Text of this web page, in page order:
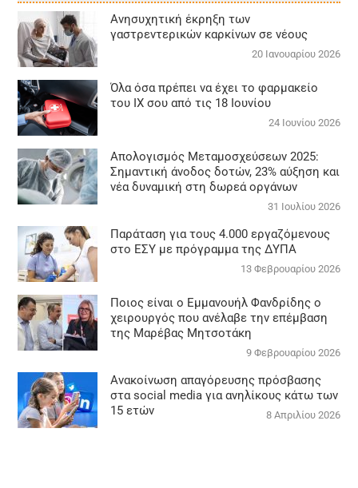
Aνησυχητική έκρηξη των
γαστρεντερικών καρκίνων σε νέους
20 Ιανουαρίου 2026
Όλα όσα πρέπει να έχει το φαρμακείο
του ΙΧ σου από τις 18 Ιουνίου
24 Ιουνίου 2026
Απολογισμός Μεταμοσχεύσεων 2025:
Σημαντική άνοδος δοτών, 23% αύξηση και
νέα δυναμική στη δωρεά οργάνων
31 Ιουλίου 2026
Παράταση για τους 4.000 εργαζόμενους
στο ΕΣΥ με πρόγραμμα της ΔΥΠΑ
13 Φεβρουαρίου 2026
Ποιος είναι ο Εμμανουήλ Φανδρίδης ο
χειρουργός που ανέλαβε την επέμβαση
της Μαρέβας Μητσοτάκη
9 Φεβρουαρίου 2026
Ανακοίνωση απαγόρευσης πρόσβασης
στα social media για ανηλίκους κάτω των
15 ετών
8 Απριλίου 2026